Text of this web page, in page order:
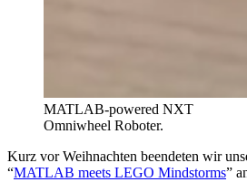
MATLAB-powered NXT
Omniwheel Roboter.
Kurz vor Weihnachten beendeten wir
“MATLAB meets LEGO Mindstorms”